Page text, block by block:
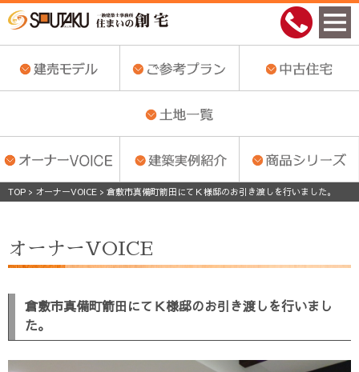
TOP > オーナーVOICE > 倉敷市真備町箭田にてＫ様邸のお引き渡しを行いました。
オーナーVOICE
倉敷市真備町箭田にてＫ様邸のお引き渡しを行いまし
た。